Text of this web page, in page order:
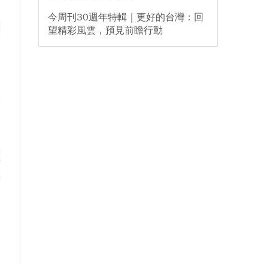
今周刊30週年特輯｜更好的台灣：回
望精彩風雲，預見前瞻行動